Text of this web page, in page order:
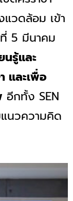
แวดล้อม เข้า
5 มีนาคม
นรู้และ
และเพื่อ
อีกทั้ง SEN
นวความคิด